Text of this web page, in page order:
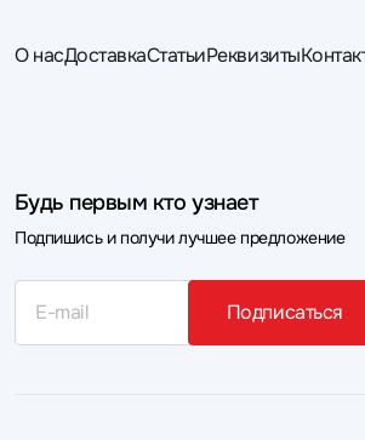
О насДоставкаСтатьиРеквизиты
Будь первым кто узнает
Подпишись и получи лучшее предложение
Подписаться